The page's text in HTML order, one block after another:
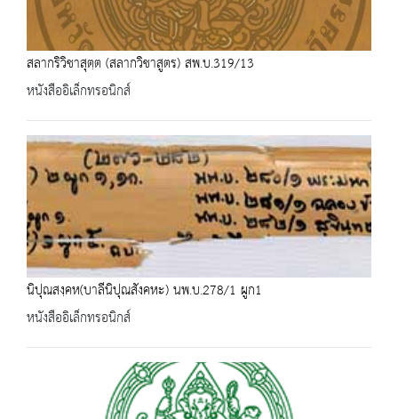
สลากริวิชาสุตฺต (สลากวิชาสูตร) สพ.บ.319/13
หนังสืออิเล็กทรอนิกส์
นิปุณสงฺคห(บาลีนิปุณสังคหะ) นพ.บ.278/1 ผูก1
หนังสืออิเล็กทรอนิกส์